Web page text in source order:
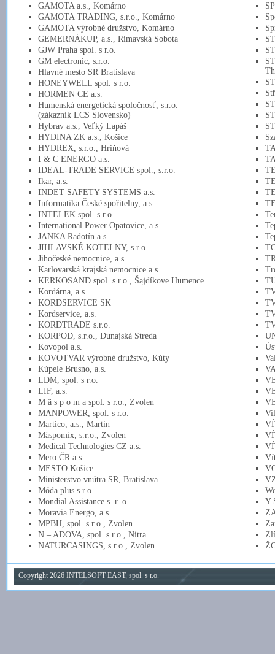
GAMOTA a.s., Komárno
GAMOTA TRADING, s.r.o., Komárno
GAMOTA výrobné družstvo, Komárno
GEMERNÁKUP, a.s., Rimavská Sobota
GJW Praha spol. s r.o.
GM electronic, s.r.o.
Hlavné mesto SR Bratislava
HONEYWELL spol. s r.o.
HORMEN CE a.s.
Humenská energetická spoločnosť, s.r.o.
(zákazník LCS Slovensko)
Hybrav a.s., Veľký Lapáš
HYDINA ZK a.s., Košice
HYDREX, s.r.o., Hriňová
I & C ENERGO a.s.
IDEAL-TRADE SERVICE spol., s.r.o.
Ikar, a.s.
INDET SAFETY SYSTEMS a.s.
Informatika České spořitelny, a.s.
INTELEK spol. s r.o.
International Power Opatovice, a.s.
JANKA Radotín a.s.
JIHLAVSKÉ KOTELNY, s.r.o.
Jihočeské nemocnice, a.s.
Karlovarská krajská nemocnice a.s.
KERKOSAND spol. s r.o., Šajdíkove Humence
Kordárna, a.s.
KORDSERVICE SK
Kordservice, a.s.
KORDTRADE s.r.o.
KORPOD, s.r.o., Dunajská Streda
Kovopol a.s.
KOVOTVAR výrobné družstvo, Kúty
Kúpele Brusno, a.s.
LDM, spol. s r.o.
LIF, a.s.
M ä s p o m a spol. s r.o., Zvolen
MANPOWER, spol. s r.o.
Martico, a.s., Martin
Mäspomix, s.r.o., Zvolen
Medical Technologies CZ a.s.
Mero ČR a.s.
MESTO Košice
Ministerstvo vnútra SR, Bratislava
Móda plus s.r.o.
Mondial Assistance s. r. o.
Moravia Energo, a.s.
MPBH, spol. s r.o., Zvolen
N – ADOVA, spol. s r.o., Nitra
NATURCASINGS, s.r.o., Zvolen
Y
Copyright 2026 INTELSOFT EAST, spol. s r.o.